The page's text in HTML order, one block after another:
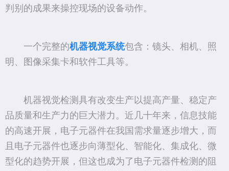
判别的成果来操控现场的设备动作。
一个完整的机器视觉系统包含：镜头、相机、照
明、图像采集卡和软件工具等。
机器视觉检测具有改变生产以提高产量、稳定产
品质量和生产力的巨大潜力。近几十年来，信息技能
的高速开展，电子元器件在我国需求量逐步增大，而
且电子元器件也逐步向薄型化、智能化、集成化、微
型化的趋势开展，但这也成为了电子元器件检测的阻